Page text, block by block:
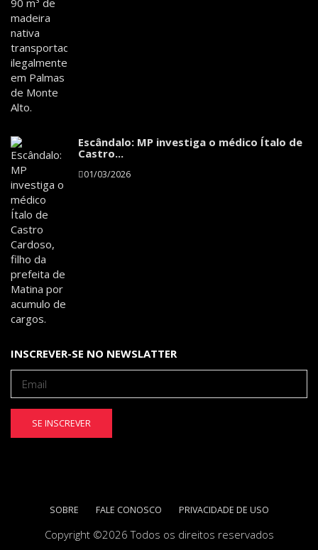
Escândalo: MP investiga o médico Ítalo de
Castro...
01/03/2026
INSCREVER-SE NO NEWSLATTER
SE INSCREVER
SOBRE FALE CONOSCO PRIVACIDADE DE USO
Copyright ©2026 Todos os direitos reservados